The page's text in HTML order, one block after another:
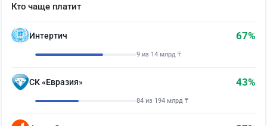
Кто чаще платит
Интертич 67%
9 из 14 млрд ₸
СК «Евразия» 43%
84 из 194 млрд ₸